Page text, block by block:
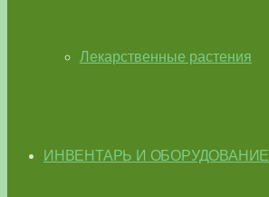
Лекарственные растения
ИНВЕНТАРЬ И ОБОРУДОВАНИЕ